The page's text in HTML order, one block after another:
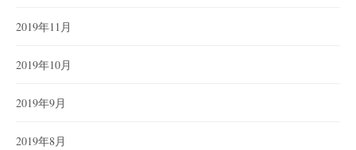
2019年11月
2019年10月
2019年9月
2019年8月